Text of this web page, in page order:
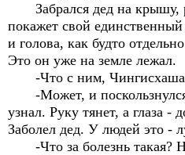
Забрался дед на крышу,
покажет свой
и голова, как будто
Это он уже на земле лежал.
-Что с ним, Чингисхаша?
-Может, и поскользнулся,
узнал. Руку тянет, а глаза -
Заболел дед. У людей это -
-Что за болезнь такая?